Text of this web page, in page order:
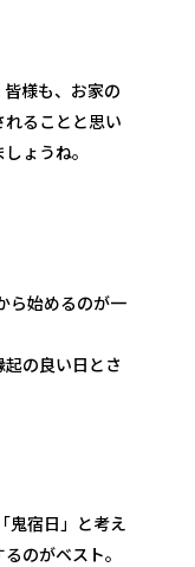
様も、お家の
ることと思い
ょうね。
ら始めるのが一
の良い日とさ
鬼宿日」と考え
のがベスト。